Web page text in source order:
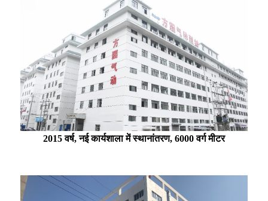
2015 वर्ष, नई कार्यशाला में स्थानांतरण, 6000 वर्ग मीटर